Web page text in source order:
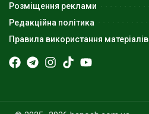
Розміщення реклами
Редакційна політика
Правила використання матеріалів